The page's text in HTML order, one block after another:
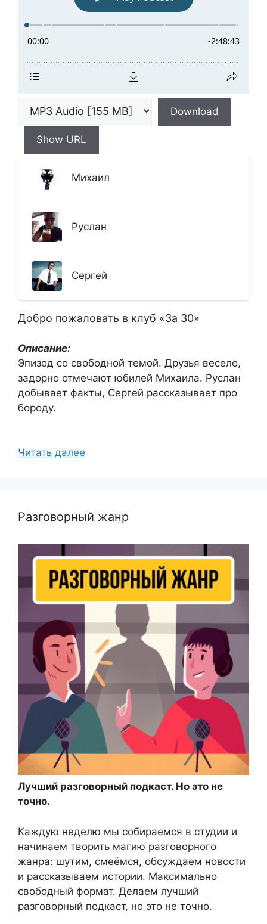
Download
Show URL
Михаил
Руслан
Сергей
Добро пожаловать в клуб «За 30»
Описание:
Эпизод со свободной темой. Друзья весело,
задорно отмечают юбилей Михаила. Руслан
добывает факты, Сергей рассказывает про
бороду.
Читать далее
Разговорный жанр
Лучший разговорный подкаст. Но это не
точно.
Каждую неделю мы собираемся в студии и
начинаем творить магию разговорного
жанра: шутим, смеёмся, обсуждаем новости
и рассказываем истории. Максимально
свободный формат. Делаем лучший
разговорный подкаст, но это не точно.